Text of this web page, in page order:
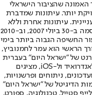
שהציבור הישראלי
יותר. עיתונות שמדברת
עיתונות אחרת וללא
תשלום. המהדורה המודפסת הראשונה פורסמה ב-30 ביולי 2007, וב-2010
החשיפה הגבוה ביותר בימי
הראשי הוא עמר לחמנוביץ,
של "ישראל היום" בעברית
ובאנגלית, כמו כן היישומונים (אפליקציות) לאנדרואיד ול-iOS, מציגים
ניתוחים ופרשנויות,
הדיגיטל של "ישראל היום"